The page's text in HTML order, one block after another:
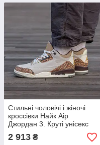
Стильні чоловічі і жіночі
кроссівки Найк Аір
Джордан 3. Круті унісекс
кросси Nike Air Jordan
Retro 3.
2 913 ₴